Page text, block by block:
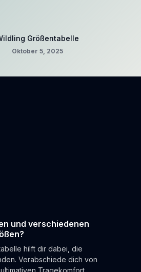
Größentabelle
Oktober 5, 2025
und verschiedenen
hilft dir dabei, die
Verabschiede dich von
Tragekomfort.